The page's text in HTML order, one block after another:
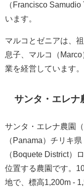
（Francisco
います。
マルコとゼニアは、
息子、マルコ（
業を経営しています。
サンタ・エレナ
サンタ・エレナ農園
（Panama）チリキ
（Boquete District）
位置する農園です。
地で、標高1,200m -